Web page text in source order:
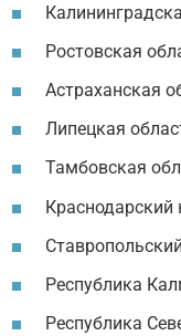
Ростовская
Астраханская
Липецкая
Тамбовская
Краснодарский
Республика
Республика